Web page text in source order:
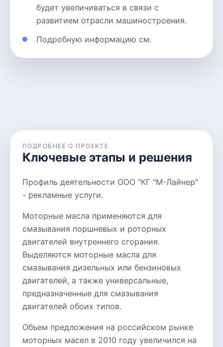
будет увеличиваться в связи с
развитием отрасли машиностроения.
Подробную информацию см.
ПОДРОБНЕЕ О ПРОЕКТЕ
Ключевые этапы и решения
Профиль деятельности ООО "КГ "М-Лайнер"
- рекламные услуги.
Моторные масла применяются для
смазывания поршневых и роторных
двигателей внутреннего сгорания.
Выделяются моторные масла для
смазывания дизельных или бензиновых
двигателей, а также универсальные,
предназначенные для смазывания
двигателей обоих типов.
Объем предложения на российском рынке
моторных масел в 2010 году увеличился на